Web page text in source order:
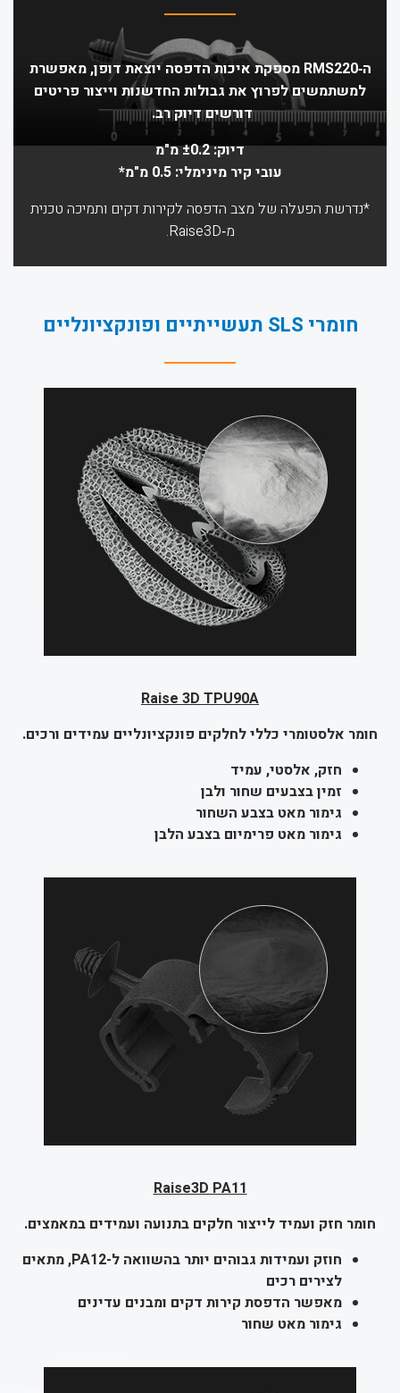
ה‑RMS220 מספקת איכות הדפסה יוצאת דופן, מאפשרת
למשתמשים לפרוץ את גבולות החדשנות וייצור פריטים
דורשים דיוק רב.
דיוק: ±0.2 מ"מ
עובי קיר מינימלי: 0.5 מ"מ*
*נדרשת הפעלה של מצב הדפסה לקירות דקים ותמיכה טכנית
מ‑Raise3D.
חומרי SLS תעשייתיים ופונקציונליים
Raise 3D TPU90A
חומר אלסטומרי כללי לחלקים פונקציונליים עמידים ורכים.
חזק, אלסטי, עמיד
זמין בצבעים שחור ולבן
גימור מאט בצבע השחור
גימור מאט פרימיום בצבע הלבן
Raise3D PA11
חומר חזק ועמיד לייצור חלקים בתנועה ועמידים במאמצים.
חוזק ועמידות גבוהים יותר בהשוואה ל-PA12, מתאים
לצירים רכים
מאפשר הדפסת קירות דקים ומבנים עדינים
גימור מאט שחור